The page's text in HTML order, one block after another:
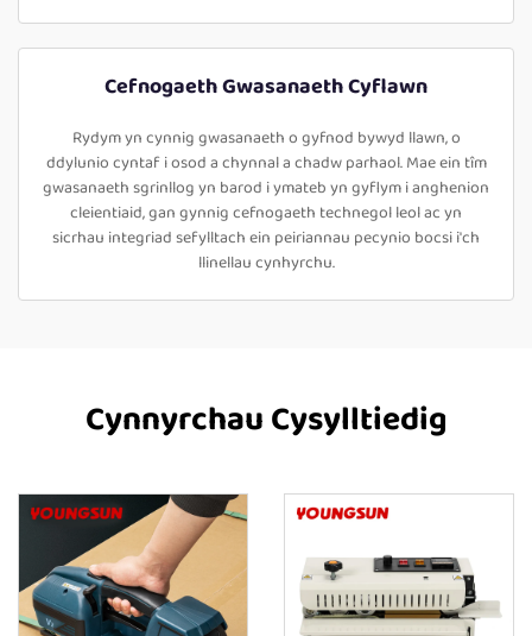
Cefnogaeth Gwasanaeth Cyflawn
Rydym yn cynnig gwasanaeth o gyfnod bywyd llawn, o
ddylunio cyntaf i osod a chynnal a chadw parhaol. Mae ein tîm
gwasanaeth sgrinllog yn barod i ymateb yn gyflym i anghenion
cleientiaid, gan gynnig cefnogaeth technegol leol ac yn
sicrhau integriad sefylltach ein peiriannau pecynio bocsi i'ch
llinellau cynhyrchu.
Cynnyrchau Cysylltiedig